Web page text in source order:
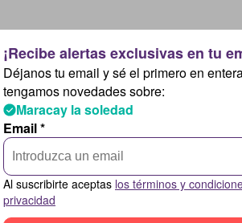
7 horas
Aragua
3 Baños
84 m²
de secado
Déjanos tu email y sé el primero en
tengamos novedades sobre:
Maracay la soledad
Email *
Al suscribirte aceptas los términos y
privacidad